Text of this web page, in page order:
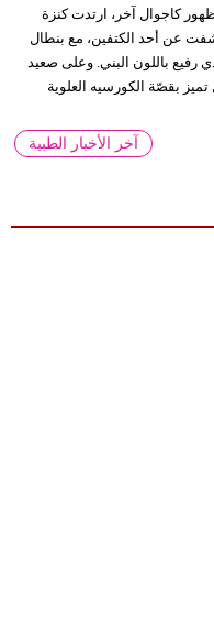
كاجوال آخر، ارتدت كنزة
عن أحد الكتفين، مع بنطال
باللون البني. وعلى صعيد
بقصّة الكورسيه العلوية
آخر الأخبار الطبية